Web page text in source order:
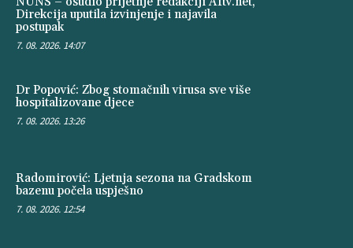
Direkcija uputila izvinjenje i najavila
postupak
7. 08. 2026. 14:07
Dr Popović: Zbog stomačnih virusa sve više
hospitalizovane djece
7. 08. 2026. 13:26
Radomirović: Ljetnja sezona na Gradskom
bazenu počela uspješno
7. 08. 2026. 12:54